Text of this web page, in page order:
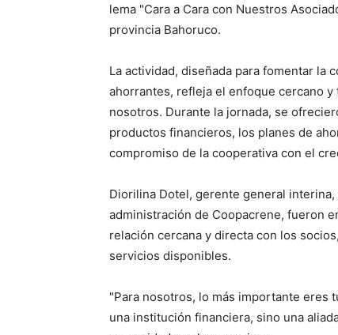
lema "Cara a Cara con Nuestros
provincia Bahoruco.
La actividad, diseñada para fomentar
ahorrantes, refleja el enfoque cercano
nosotros. Durante la jornada, se
productos financieros, los planes de
compromiso de la cooperativa con el
Diorilina Dotel, gerente general
administración de Coopacrene, fueron
relación cercana y directa con los
servicios disponibles.
"Para nosotros, lo más importante eres
una institución financiera, sino una